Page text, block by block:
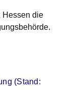
Hessen die
(Stand: